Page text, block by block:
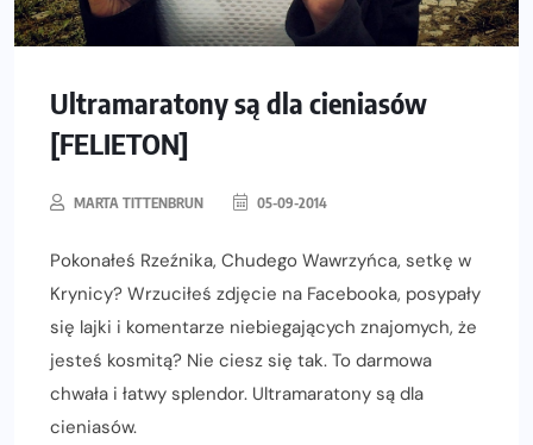
Ultramaratony są dla cieniasów
[FELIETON]
MARTA TITTENBRUN 05-09-2014
Pokonałeś Rzeźnika, Chudego Wawrzyńca, setkę w
Krynicy? Wrzuciłeś zdjęcie na Facebooka, posypały
się lajki i komentarze niebiegających znajomych, że
jesteś kosmitą? Nie ciesz się tak. To darmowa
chwała i łatwy splendor. Ultramaratony są dla
cieniasów.